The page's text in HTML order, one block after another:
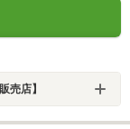
売店】